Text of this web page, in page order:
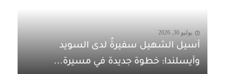
يوليو 30, 2026
أسيل الشهيل سفيرةً لدى السويد
وآيسلندا: خطوة جديدة في مسيرة...